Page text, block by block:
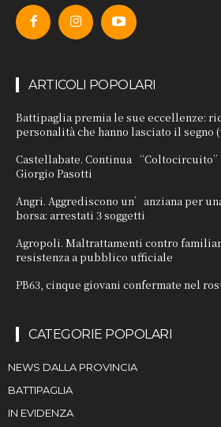
ARTICOLI POPOLARI
Battipaglia premia le sue eccellenze:
personalità che hanno lasciato il segno
Castellabate. Continua
Giorgio Pasotti
Angri. Aggrediscono un’anziana per
borsa: arrestati 3 soggetti
Agropoli. Maltrattamenti contro
resistenza a pubblico ufficiale
PB63, cinque giovani confermate nel
CATEGORIE POPOLARI
NEWS DALLA PROVINCIA
BATTIPAGLIA
IN EVIDENZA